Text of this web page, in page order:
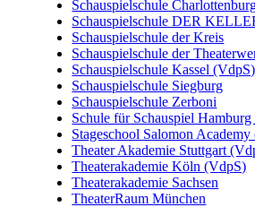
Schauspielschule
Schauspielschule DER
Schauspielschule der Kreis
Schauspielschule der
Schauspielschule Kassel (VdpS)
Schauspielschule Siegburg
Schauspielschule Zerboni
Schule für Schauspiel
Stageschool Salomon
Theater Akademie Stuttgart
Theaterakademie Köln (VdpS)
Theaterakademie Sachsen
TheaterRaum München